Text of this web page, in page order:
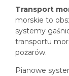
Transport
morskie to
systemy
transportu
pożarów.
Pianowe